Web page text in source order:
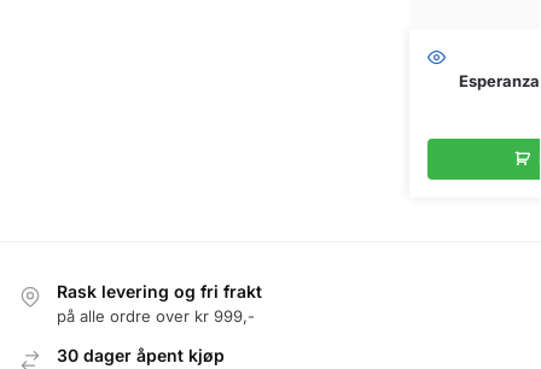
Rask levering og fri frakt
på alle ordre over kr 999,-
30 dager åpent kjøp